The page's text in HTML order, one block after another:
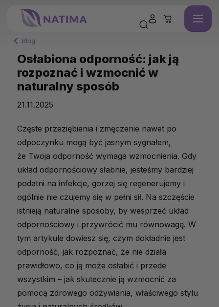
Blog
Osłabiona odporność: jak ją
rozpoznać i wzmocnić w
naturalny sposób
21.11.2025
Częste przeziębienia i zmęczenie nawet po
odpoczynku mogą być jasnym sygnałem,
że Twoja odporność wymaga wzmocnienia. Gdy
układ odpornościowy słabnie, jesteśmy bardziej
podatni na infekcje, gorzej się regenerujemy i
ogólnie nie czujemy się w pełni sił. Na szczęście
istnieją naturalne sposoby, by wesprzeć układ
odpornościowy i przywrócić mu równowagę. W
tym artykule dowiesz się, czym dokładnie jest
odporność, jak rozpoznać, że nie działa
prawidłowo, co ją może osłabić i przede
wszystkim – jak skutecznie ją wzmocnić za
pomocą zdrowego odżywiania, właściwego stylu